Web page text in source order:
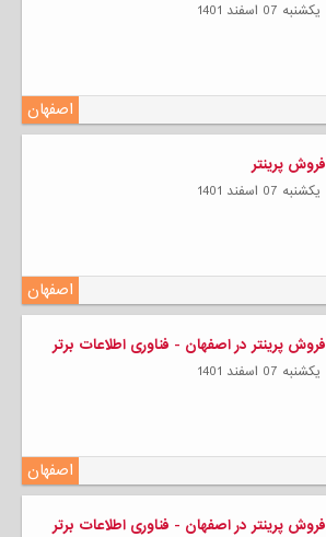
يكشنبه 07 اسفند 1401
اصفهان
فروش پرینتر
يكشنبه 07 اسفند 1401
اصفهان
فروش پرینتر در اصفهان - فناوری اطلاعات برتر
يكشنبه 07 اسفند 1401
اصفهان
فروش پرینتر در اصفهان - فناوری اطلاعات برتر